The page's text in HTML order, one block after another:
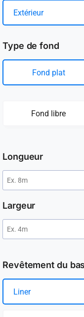
Extérieur
Type de fond
Fond plat
Fond libre
Longueur
Largeur
Revêtement du
Liner